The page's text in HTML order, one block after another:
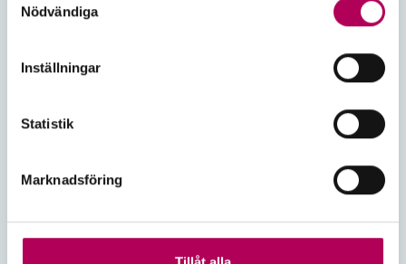
personuppgifter.
Nödvändiga
Inställningar
Statistik
Marknadsföring
Vi hjälper före­tag att få ja från
När EKN delar bankens risk får du större